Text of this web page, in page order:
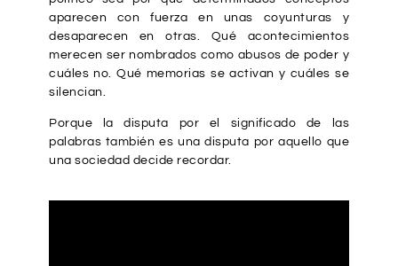
aparecen con fuerza en unas coyunturas y
desaparecen en otras. Qué acontecimientos
merecen ser nombrados como abusos de poder y
cuáles no. Qué memorias se activan y cuáles se
silencian.
Porque la disputa por el significado de las
palabras también es una disputa por aquello que
una sociedad decide recordar.